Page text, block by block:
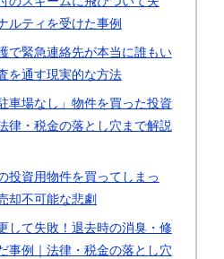
ルティを受けた事例
で緊急連絡先が本当に誰もい
を通す現実的な方法
車場なし」物件を買った投資
律・税金の落とし穴まで解説
投資用物件を買ってしまっ
却不可能な悲劇
して失敗！退去時の消臭・修
事例｜法律・税金の落とし穴